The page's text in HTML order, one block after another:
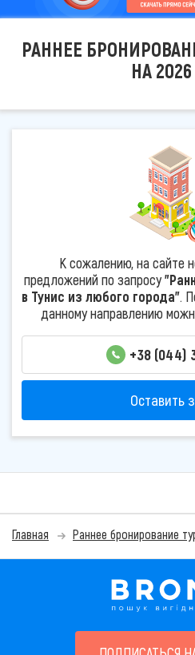
РАННЕЕ
НА
К сожалению, на сайте
предложений по запросу
в Тунис из любого города".
данному направлению
+38 (044)
Оставить
Главная Раннее бронирование